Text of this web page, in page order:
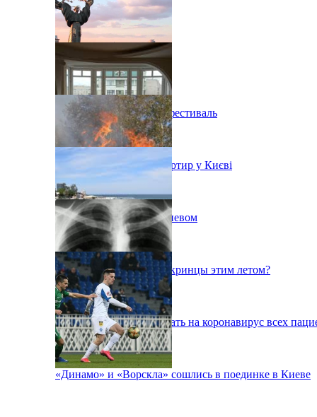
В Киеве состоится эко-фестиваль
Ситуація з орендою квартир у Києві
Пожар на свалке под Киевом
Куда поедут отдыхать укринцы этим летом?
В Киеве будут тестировать на коронавирус всех
«Динамо» и «Ворскла» сошлись в поединке в Киеве